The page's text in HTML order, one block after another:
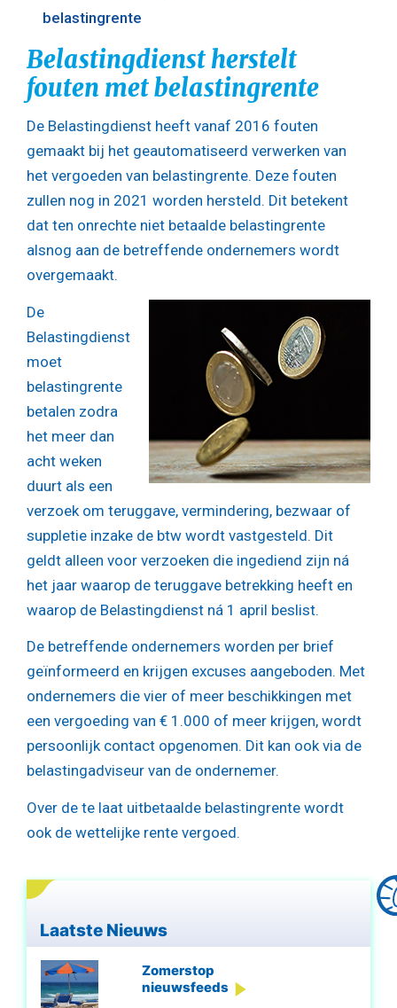
belastingrente
Belastingdienst herstelt
fouten met belastingrente
De Belastingdienst heeft vanaf 2016 fouten
gemaakt bij het geautomatiseerd verwerken van
het vergoeden van belastingrente. Deze fouten
zullen nog in 2021 worden hersteld. Dit betekent
dat ten onrechte niet betaalde belastingrente
alsnog aan de betreffende ondernemers wordt
overgemaakt.
De
Belastingdienst
moet
belastingrente
betalen zodra
het meer dan
acht weken
duurt als een
verzoek om teruggave, vermindering, bezwaar of
suppletie inzake de btw wordt vastgesteld. Dit
geldt alleen voor verzoeken die ingediend zijn ná
het jaar waarop de teruggave betrekking heeft en
waarop de Belastingdienst ná 1 april beslist.
De betreffende ondernemers worden per brief
geïnformeerd en krijgen excuses aangeboden. Met
ondernemers die vier of meer beschikkingen met
een vergoeding van € 1.000 of meer krijgen, wordt
persoonlijk contact opgenomen. Dit kan ook via de
belastingadviseur van de ondernemer.
Over de te laat uitbetaalde belastingrente wordt
ook de wettelijke rente vergoed.
Laatste Nieuws
Zomerstop
nieuwsfeeds